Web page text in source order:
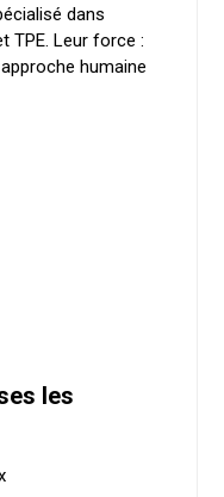
dans
TPE. Leur force :
humaine
les